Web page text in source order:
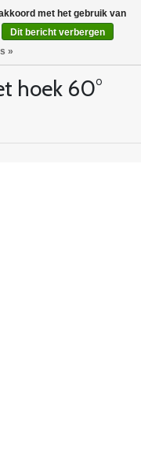
hoek 60°
met het gebruik van
Dit bericht verbergen
»